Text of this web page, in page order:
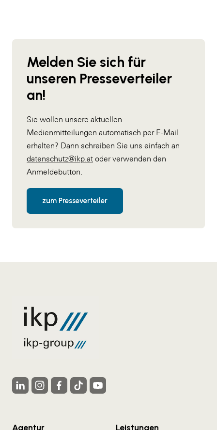
Melden Sie sich für
unseren Presseverteiler
an!
Sie wollen unsere aktuellen
Medienmitteilungen automatisch per E-Mail
erhalten? Dann schreiben Sie uns einfach an
datenschutz@ikp.at oder verwenden den
Anmeldebutton.
zum Presseverteiler
Agentur Leistungen